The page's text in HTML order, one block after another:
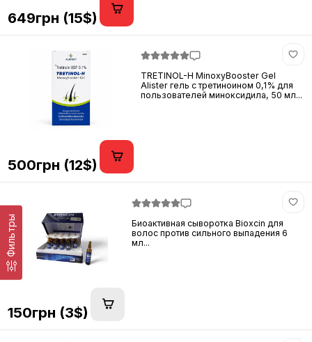
Фильтры
649грн (15$)
TRETINOL-H MinoxyBooster Gel
Alister гель с третиноином 0,1% для
пользователей миноксидила, 50 мл...
500грн (12$)
Биоактивная сыворотка Bioxcin для
волос против сильного выпадения 6
мл...
150грн (3$)